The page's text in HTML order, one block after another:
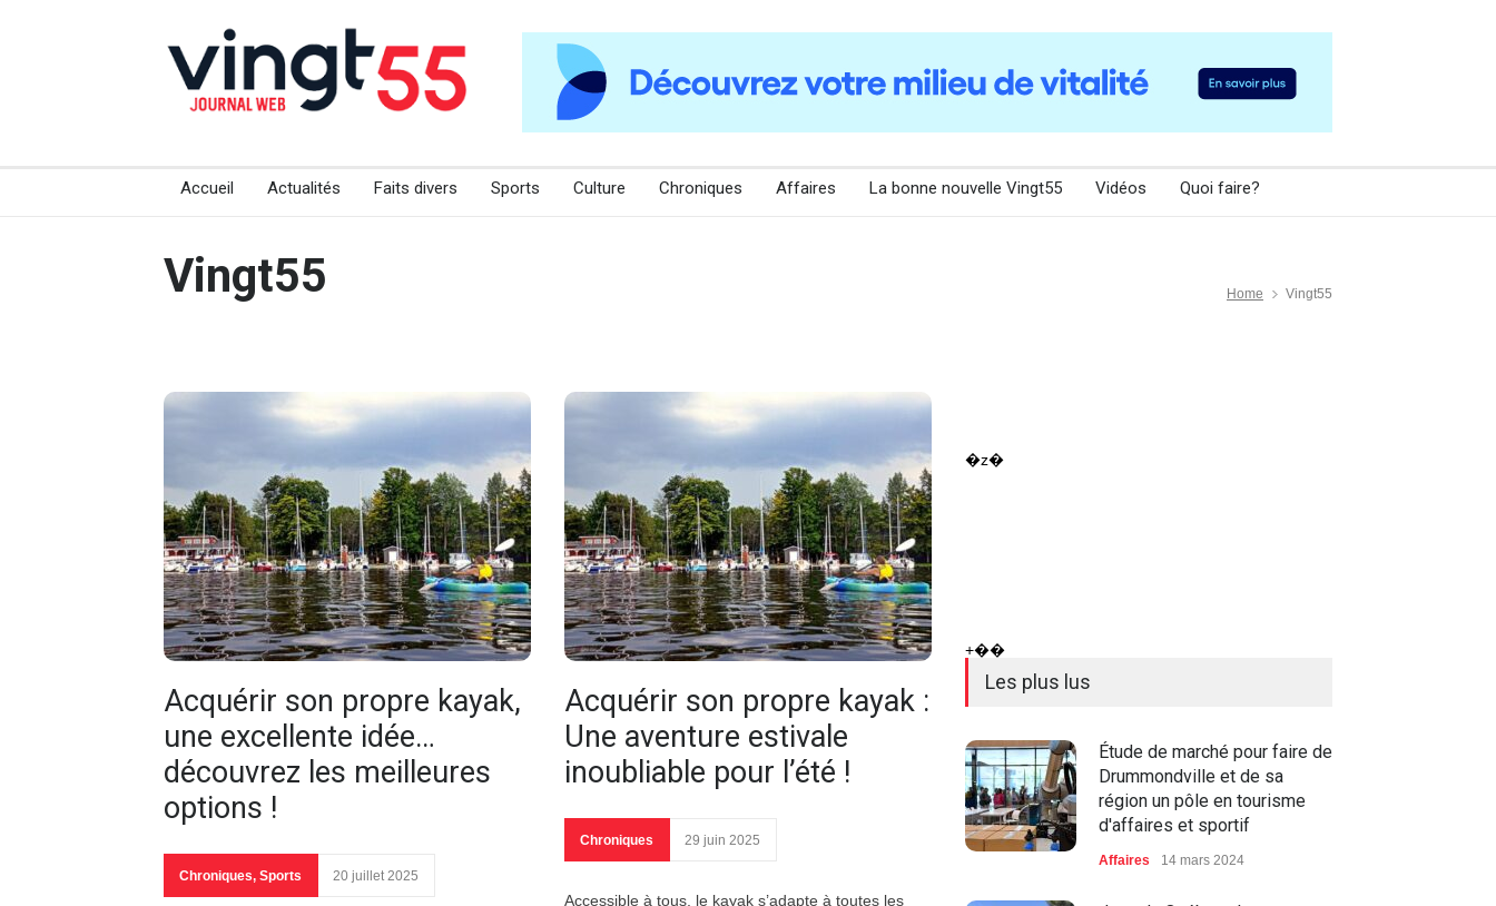
Accueil Actualités Faits divers Sports Culture Chroniques Affaires La bonne nouvelle Vingt55 Vidéos Quoi faire?
Vingt55 Home Vingt55
Acquérir son propre kayak,
une excellente idée…
découvrez les meilleures
options !
Chroniques, Sports 20 juillet 2025
Acquérir son propre kayak :
Une aventure estivale
inoubliable pour l’été !
Chroniques 29 juin 2025
Accessible à tous, le kayak s’adapte à toutes les
�z�
+��
Les plus lus
Étude de marché pour faire de
Drummondville et de sa
région un pôle en tourisme
d'affaires et sportif
Affaires 14 mars 2024